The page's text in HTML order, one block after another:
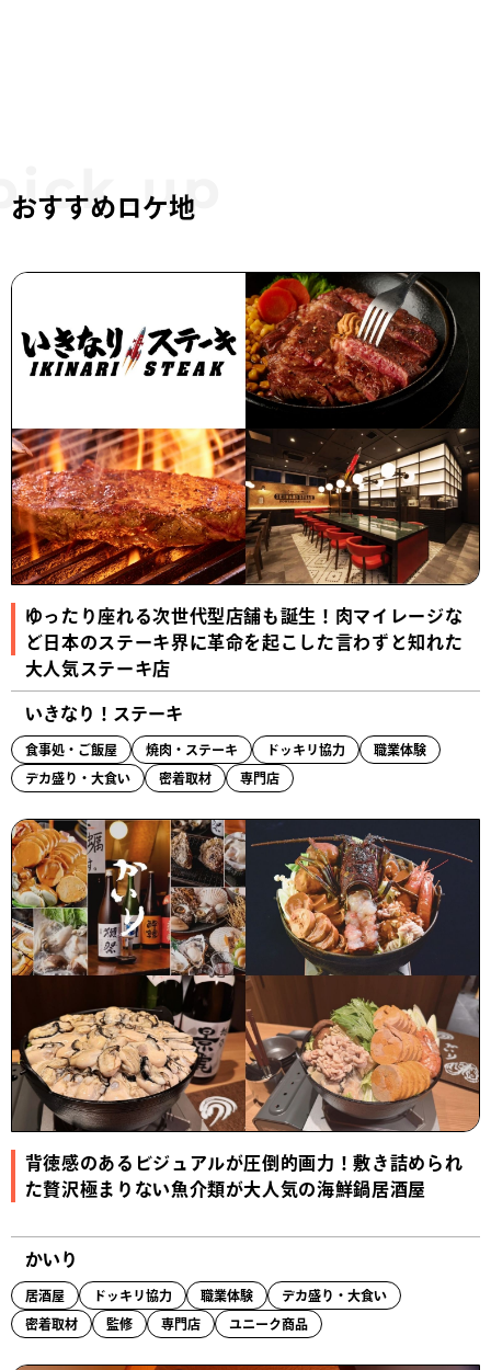
おすすめロケ地
ゆったり座れる次世代型店舗も誕生！肉マイレージな
ど日本のステーキ界に革命を起こした言わずと知れた
大人気ステーキ店
いきなり！ステーキ
食事処・ご飯屋 焼肉・ステーキ ドッキリ協力 職業体験
デカ盛り・大食い 密着取材 専門店
背徳感のあるビジュアルが圧倒的画力！敷き詰められ
た贅沢極まりない魚介類が大人気の海鮮鍋居酒屋
かいり
居酒屋 ドッキリ協力 職業体験 デカ盛り・大食い
密着取材 監修 専門店 ユニーク商品